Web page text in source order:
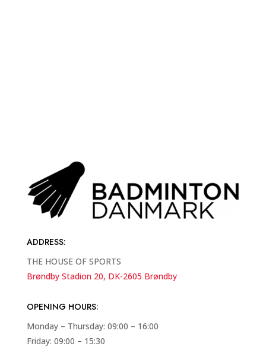
ADDRESS:
THE HOUSE OF SPORTS
Brøndby Stadion 20, DK-2605 Brøndby
OPENING HOURS:
Monday – Thursday: 09:00 – 16:00
Friday: 09:00 – 15:30